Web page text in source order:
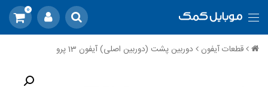
0
قطعات آیفون دوربین پشت (دوربین اصلی) آیفون 13 پرو